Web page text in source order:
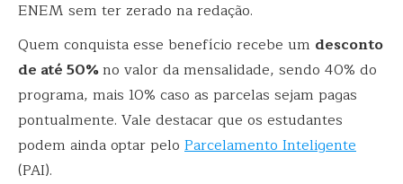
ENEM sem ter zerado na redação.
Quem conquista esse benefício recebe um desconto
de até 50%no valor da mensalidade, sendo 40% do
programa, mais 10% caso as parcelas sejam pagas
pontualmente. Vale destacar que os estudantes
podem ainda optar pelo Parcelamento Inteligente
(PAI).